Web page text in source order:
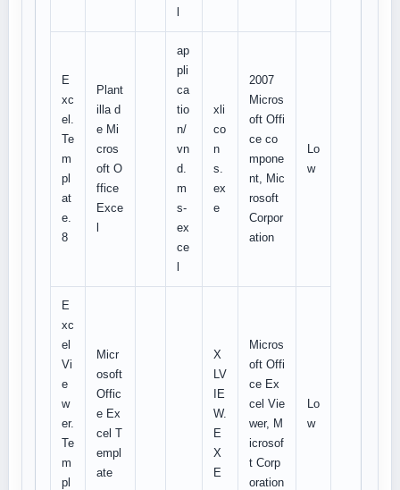
E
xc
el.
Te
m
pl
at
e.
8
Plant
illa d
e Mi
cros
oft O
ffice
Exce
ap
pli
ca
tio
n/
vn
d.
m
s-
ex
ce
xli
co
n
s.
ex
e
2007
Micros
oft Offi
ce co
mpone
nt, Mic
rosoft
Corpor
ation
Lo
w
E
xc
el
Vi
e
w
er.
Te
m
pl
Micr
osoft
Offic
e Ex
cel T
empl
ate
X
LV
IE
W.
E
X
E
Micros
oft Offi
ce Ex
cel Vie
wer, M
icrosof
t Corp
oration
Lo
w